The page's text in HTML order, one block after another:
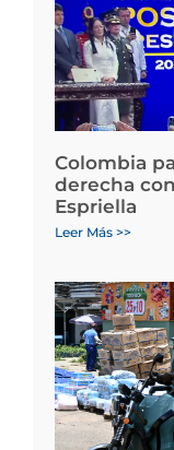
Colombia
derecha
Espriella
Leer Más >>